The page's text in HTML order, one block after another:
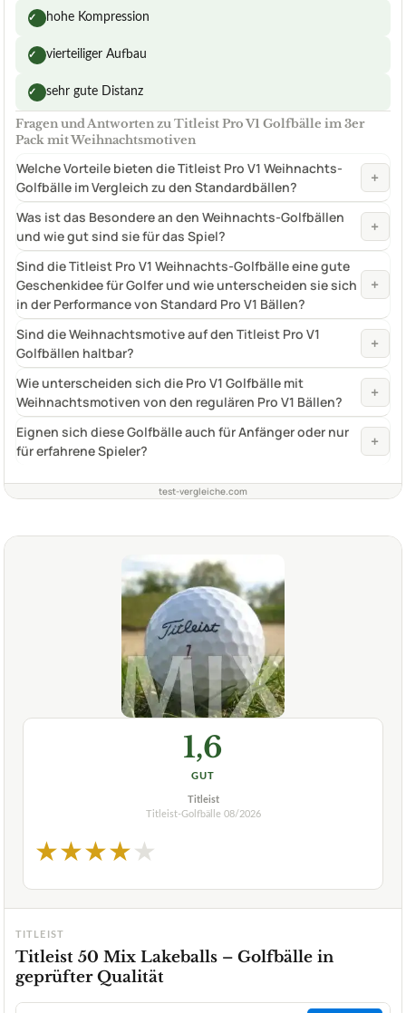
✓ hohe Kompression
✓ vierteiliger Aufbau
✓ sehr gute Distanz
Fragen und Antworten zu Titleist Pro V1 Golfbälle im 3er
Pack mit Weihnachtsmotiven
Welche Vorteile bieten die Titleist Pro V1 Weihnachts-
Golfbälle im Vergleich zu den Standardbällen?
+
Was ist das Besondere an den Weihnachts-Golfbällen
und wie gut sind sie für das Spiel?
+
Sind die Titleist Pro V1 Weihnachts-Golfbälle eine gute
Geschenkidee für Golfer und wie unterscheiden sie sich
in der Performance von Standard Pro V1 Bällen?
+
Sind die Weihnachtsmotive auf den Titleist Pro V1
Golfbällen haltbar?
+
Wie unterscheiden sich die Pro V1 Golfbälle mit
Weihnachtsmotiven von den regulären Pro V1 Bällen?
+
Eignen sich diese Golfbälle auch für Anfänger oder nur
für erfahrene Spieler?
+
test-vergleiche.com
1,6
GUT
Titleist
Titleist-Golfbälle 08/2026
★★★★★
TITLEIST
Titleist 50 Mix Lakeballs – Golfbälle in
geprüfter Qualität